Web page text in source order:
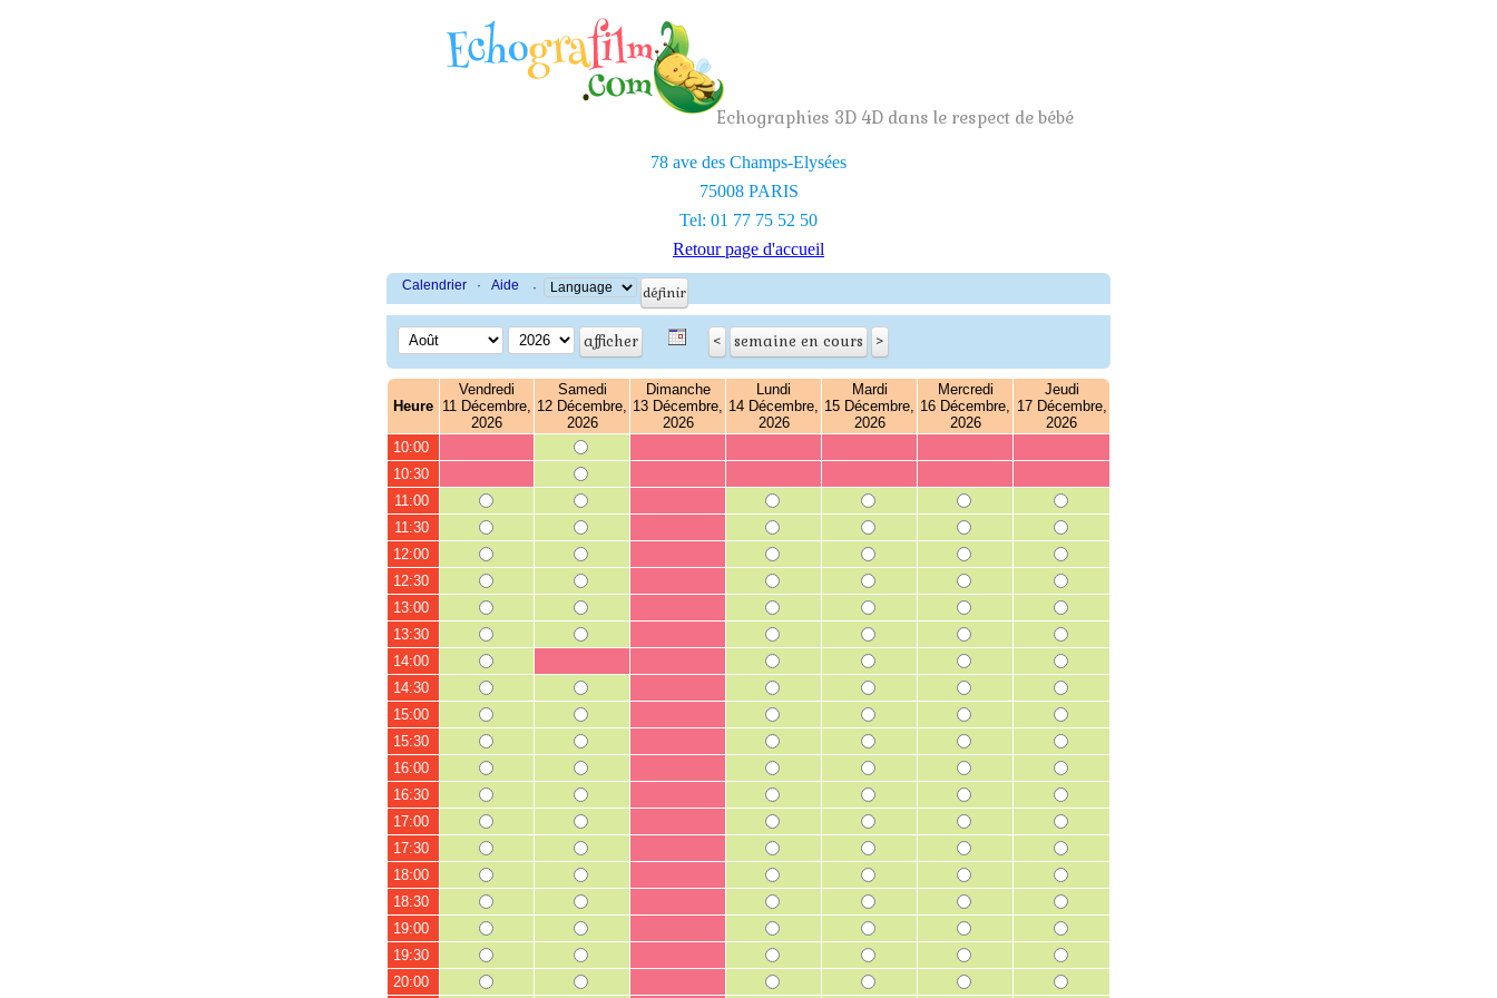
Echographies 3D 4D dans le respect de bébé
78 ave des Champs-Elysées
75008 PARIS
Tel: 01 77 75 52 50
Retour page d'accueil
Calendrier · Aide ·
Heure
Vendredi
11 Décembre,
2026
Samedi
12 Décembre,
2026
Dimanche
13 Décembre,
2026
Lundi
14 Décembre,
2026
Mardi
15 Décembre,
2026
Mercredi
16 Décembre,
2026
Jeudi
17 Décembre,
2026
10:00
10:30
11:00
11:30
12:00
12:30
13:00
13:30
14:00
14:30
15:00
15:30
16:00
16:30
17:00
17:30
18:00
18:30
19:00
19:30
20:00